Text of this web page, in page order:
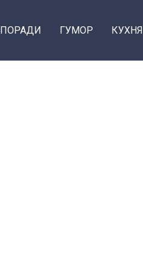
ПОРАДИ ГУМОР КУХНЯ